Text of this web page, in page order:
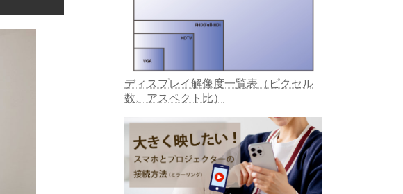
ディスプレイ解像度一覧表（ピクセル
数、アスペクト比）